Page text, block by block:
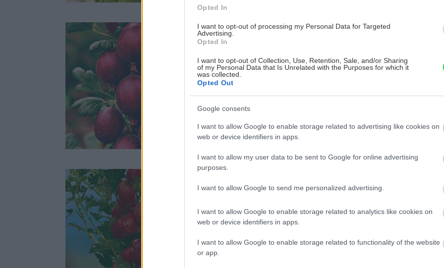
Opted In
I want to opt-out of processing my Personal Data for Targeted
Advertising.
Opted In
I want to opt-out of Collection, Use, Retention, Sale, and/or Sharing
of my Personal Data that Is Unrelated with the Purposes for which it
was collected.
Opted Out
Google consents
I want to allow Google to enable storage related to advertising like cookies on
web or device identifiers in apps.
I want to allow my user data to be sent to Google for online advertising
purposes.
I want to allow Google to send me personalized advertising.
I want to allow Google to enable storage related to analytics like cookies on
web or device identifiers in apps.
I want to allow Google to enable storage related to functionality of the website
or app.
Rastlina dňa
Chutný červený egreš
začiatkom júla. Jej plody sú veľké, oválne, majú
sladkú chuť a neopadávajú ani v zrelom stave.
19. decembra 2011
Remarka
Šťavnatá odroda! Môžete ich od seba sadiť až na 50
cm. Vďaka štíhlemu tvaru môžete plody oberať bez
škrabancov. Má veľké, zdravé a veľmi chutné bobule.
Šupa je tenká a len jemne chlpatá. Skoro dozrieva,
neopadáva. Je samosprašná.
22. novembra 2011